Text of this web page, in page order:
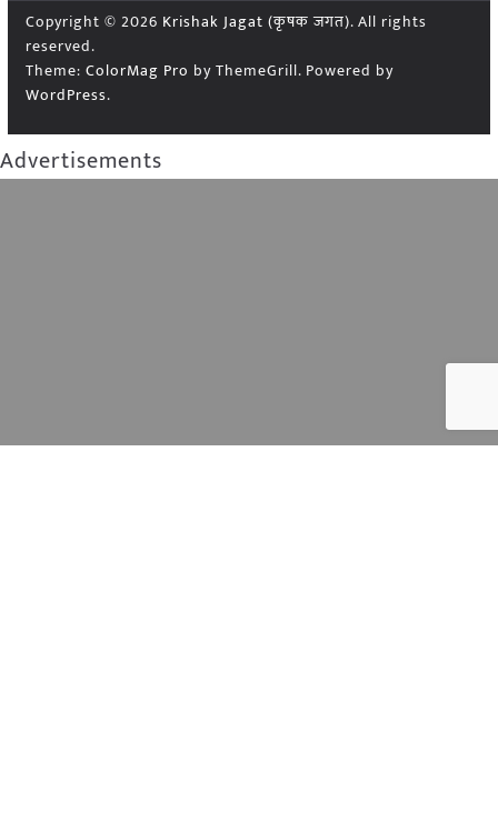
Copyright © 2026 Krishak Jagat (कृषक जगत). All rights
reserved.
Theme: ColorMag Pro by ThemeGrill. Powered by
WordPress.
Advertisements